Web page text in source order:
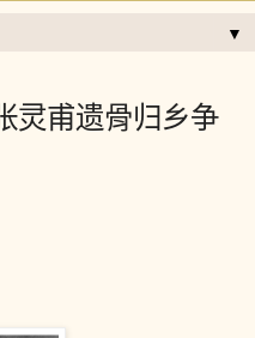
▼
灵甫遗骨归乡争